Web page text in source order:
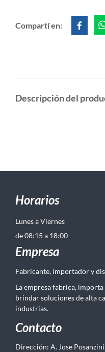
Compartí en:
Descripción del
Horarios
Lunes a Viernes
de 08:15 a 18:00
Empresa
Fabricante, importador y
La empresa fabrica,
brindar soluciones de alta
industrias.
Contacto
Dirección: A. Jose